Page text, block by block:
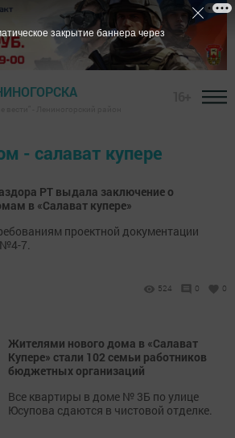
- салават купере
РТ выдала заключение о
в «Салават купере»
проектной документации
7.
524 0 0
Жителями нового дома в «Салават
Купере» стали 102 семьи работников
бюджетных организаций
Все квартиры в доме № 3Б по улице
Юсупова сдаются в чистовой отделке.
закрытие баннера через